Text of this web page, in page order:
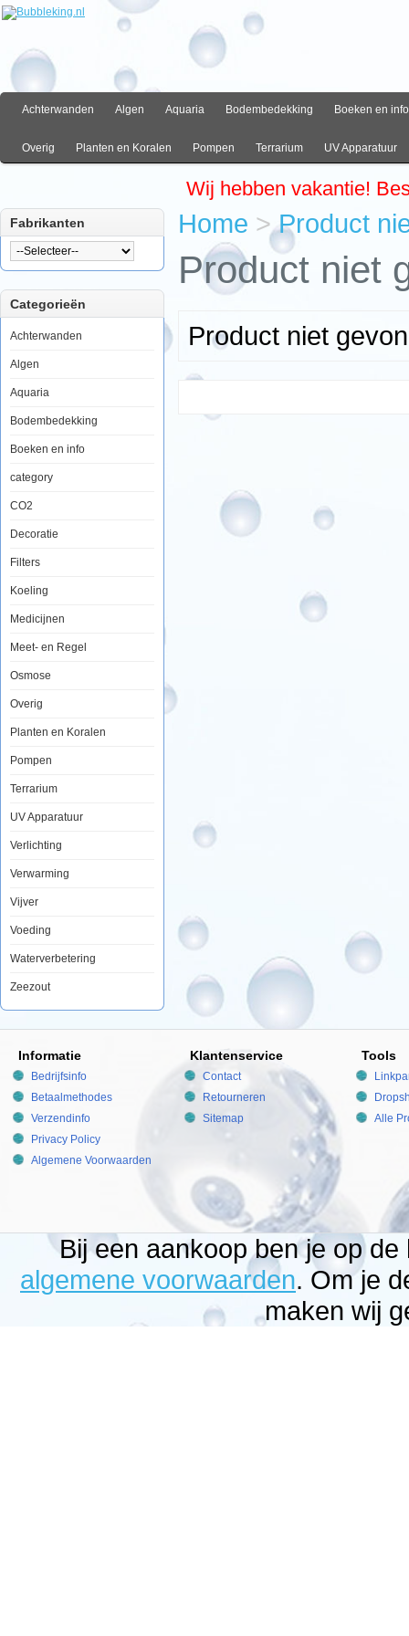
Achterwanden Algen Aquaria Bodembedekking Boeken en info
Overig Planten en Koralen Pompen Terrarium UV Apparatuur
Wij hebben vakantie!
Fabrikanten
Categorieën
Achterwanden
Algen
Aquaria
Bodembedekking
Boeken en info
category
CO2
Decoratie
Filters
Koeling
Medicijnen
Meet- en Regel
Osmose
Overig
Planten en Koralen
Pompen
Terrarium
UV Apparatuur
Verlichting
Verwarming
Vijver
Voeding
Waterverbetering
Zeezout
Home >Product
Product niet
Product niet
Informatie
Bedrijfsinfo
Betaalmethodes
Verzendinfo
Privacy Policy
Algemene Voorwaarden
Klantenservice
Contact
Retourneren
Sitemap
Tools
Alle
Bij een aankoop ben je op
algemene voorwaarden. Om je
maken wij